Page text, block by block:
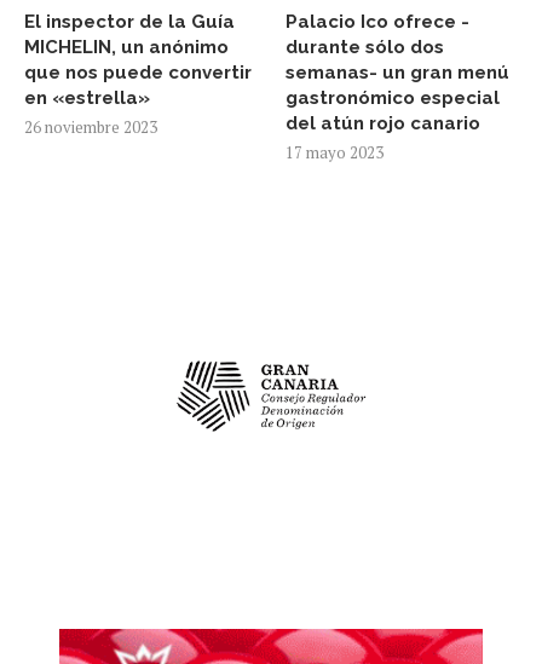
El inspector de la Guía
MICHELIN, un anónimo
que nos puede convertir
en «estrella»
26 noviembre 2023
Palacio Ico ofrece -
durante sólo dos
semanas- un gran menú
gastronómico especial
del atún rojo canario
17 mayo 2023